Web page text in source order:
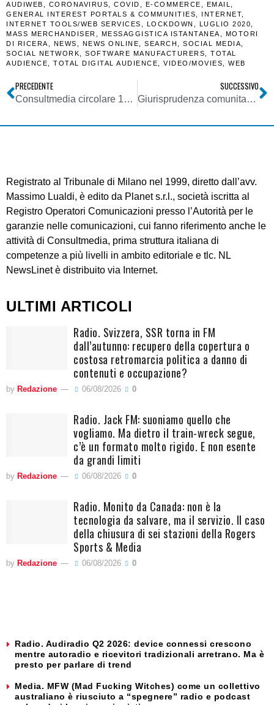
AUDIWEB CORONAVIRUS COVID E-COMMERCE EMAIL
GENERAL INTEREST PORTALS & COMMUNITIES
INTERNET
INTERNET TOOLS/WEB SERVICES
LOCKDOWN LUGLIO 2020
MASS MERCHANDISER
MESSAGGISTICA ISTANTANEA
MOTORI
DI RICERA
NEWS NEWS ONLINE SEARCH SOCIAL MEDIA
SOCIAL NETWORK
SOFTWARE MANUFACTURERS
TOTAL
AUDIENCE
TOTAL DIGITAL AUDIENCE VIDEO/MOVIES WEB
PRECEDENTE
Consultmedia circolare 10092020 su misura di sostegno Radio e Tv locali Regione Piemonte
SUCCESSIVO
Giurisprudenza comunitaria. Avvocatura generale Corte di giustizia UE: app che mette in contatto clienti e tassisti, appartiene a società dell’informazione
Registrato al Tribunale di Milano nel 1999, diretto dall’avv.
Massimo Lualdi, è edito da Planet s.r.l., società iscritta al
Registro Operatori Comunicazioni presso l’Autorità per le
garanzie nelle comunicazioni, cui fanno riferimento anche le
attività di Consultmedia, prima struttura italiana di
competenze a più livelli in ambito editoriale e tlc. NL
NewsLinet è distribuito via Internet.
ULTIMI ARTICOLI
Radio. Svizzera, SSR torna in FM
dall’autunno: recupero della copertura o
costosa retromarcia politica a danno di
contenuti e occupazione?
by Redazione 06/08/2026 0
Radio. Jack FM: suoniamo quello che
vogliamo. Ma dietro il train-wreck segue,
c’è un formato molto rigido. E non esente
da grandi limiti
by Redazione 06/08/2026 0
Radio. Monito da Canada: non è la
tecnologia da salvare, ma il servizio. Il caso
della chiusura di sei stazioni della Rogers
Sports & Media
by Redazione 06/08/2026 0
Radio. Audiradio Q2 2026: device connessi crescono
mentre autoradio e ricevitori tradizionali arretrano. Ma è
presto per parlare di trend
Media. MFW (Mad Fucking Witches) come un collettivo
australiano è riusciuto a “spegnere” radio e podcast